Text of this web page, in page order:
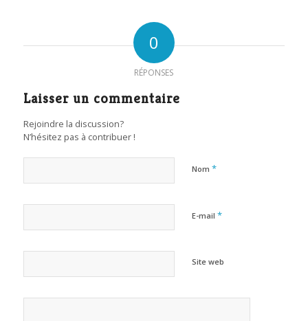
0
RÉPONSES
Laisser un commentaire
Rejoindre la discussion?
N’hésitez pas à contribuer !
Nom *
E-mail *
Site web